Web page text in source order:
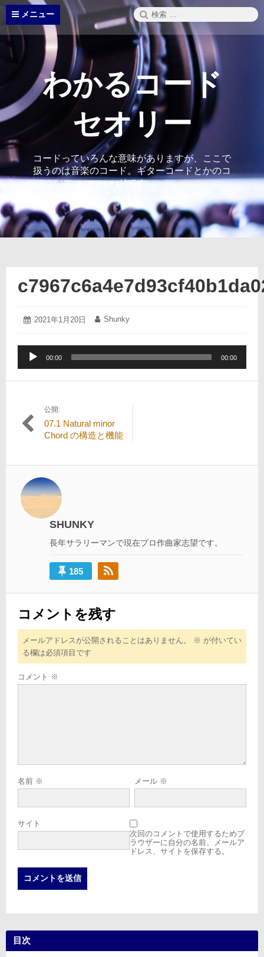
コ
テ
ン
ッ
プ
メニュー
検
索:
わかるコード
セオリー
コードっていろんな意味がありますが、ここで
扱うのは音楽のコード。ギターコードとかのコ
ードです。
投
2021年1月20日
2021
月
20
日
投
Shunky
ー
00:00 00:00
投
稿
ビ
ゲ
ー
シ
公開:
07.1 Natural minor
Chord の構造と機能
SHUNKY
長年サラリーマンで現在プロ作曲家志望です。
185
コメントを残す
メールアドレスが公開されることはありません。 ※ が付いてい
る欄は必須項目です
コメント ※
名前 ※ メール ※
サイト
次回のコメントで使用するためブ
ラウザーに自分の名前、メールア
ドレス、サイトを保存する。
目次